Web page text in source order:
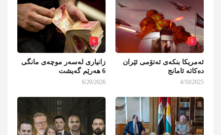
5
ئەمریکا بنکەی ئەتۆمی ئێران
دەکاتە ئامانج
4/10/2025
6
زانیاری لەسەر موچەی مانگی
6 هەرێم گەیشت
6/20/2026